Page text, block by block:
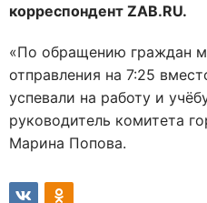
корреспондент ZAB.RU.
«По обращению граждан
отправления на 7:25
успевали на работу и
руководитель комитета
Марина Попова.